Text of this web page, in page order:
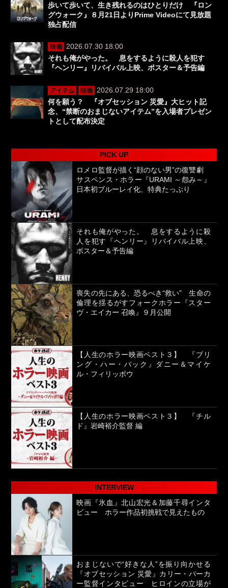
歩いて歩いて、生き残れるのはひとりだけ 『ロン
グウォーク』８月21日よりPrime Videoにて見放題
独占配信
映画
2026.07.30 18:00
それも俺がやった。 息をするように殺人を犯す
『ヘンリー』リバイバル上映、ポスター＆予告編
アイテム 映画
2026.07.29 18:00
何を願う？ 『オブセッション 災愛』大ヒット記
念、“禁断のおまじないアイテム”を入場者プレゼン
トとして配布決定
PICK UP
ロメロ監督が描く“顔のない男”の復讐劇
サスペンス・ホラー『URAMI ～怨み～』
日本初ブルーレイ化、特典たっぷり
それも俺がやった。 息をするように殺
人を犯す『ヘンリー』リバイバル上映、
ポスター＆予告編
喪失の先にある、恐るべき“救い” 生命の
倫理を揺るがすフォークホラー『スター
ヴ・エイカー 召喚』９月公開
【人生のホラー映画ベスト３】 『ブリ
ング・ハー・バック』ダニー＆マイケ
ル・フィリッポウ
【人生のホラー映画ベスト３】 『チル
ド』岩崎裕介監督 編
INTERVIEW
映画『氷血』北山宏光＆加藤千尋インタ
ビュー ホラー作品初挑戦で見えたもの
おまじないで“好きな人”を振り向かせる
『オブセッション 災愛』カリー・バーカ
ー監督インタビュー ヒロインの立場が